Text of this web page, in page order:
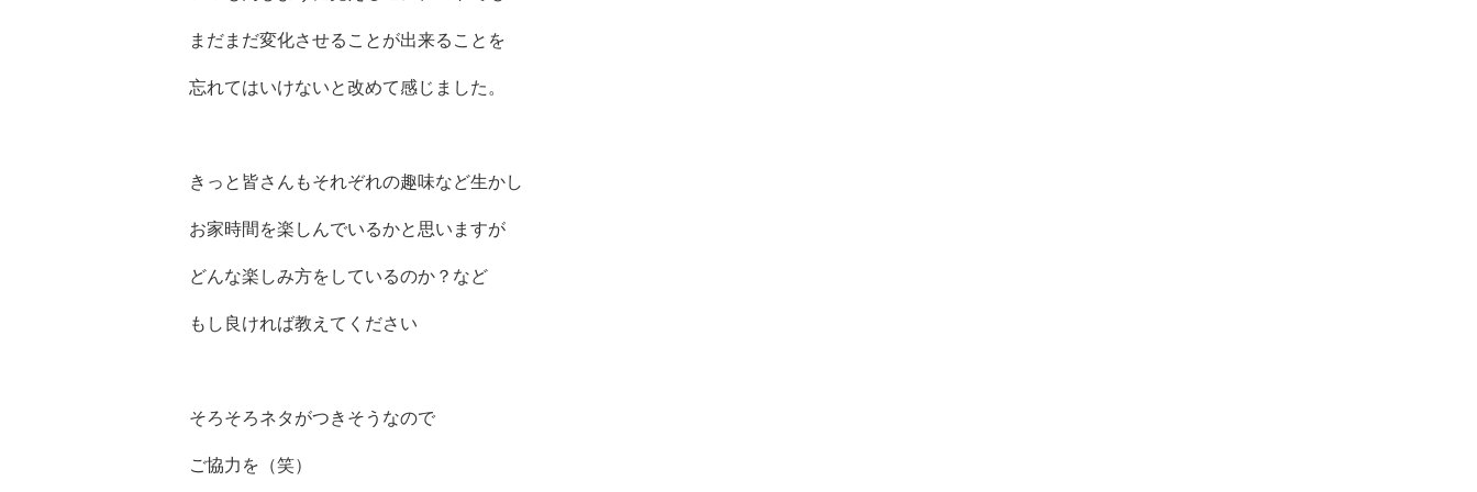
まだまだ変化させることが出来ることを
忘れてはいけないと改めて感じました。
きっと皆さんもそれぞれの趣味など生かし
お家時間を楽しんでいるかと思いますが
どんな楽しみ方をしているのか？など
もし良ければ教えてください
そろそろネタがつきそうなので
ご協力を（笑）